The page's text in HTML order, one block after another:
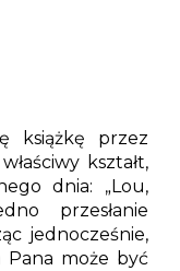
książkę przez
kształt,
dnia: „Lou,
przesłanie
jednocześnie,
Pana może być